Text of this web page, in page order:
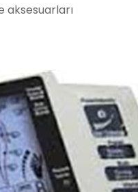
aksesuarları